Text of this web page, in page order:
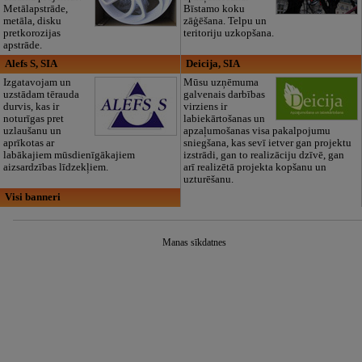
Metālapstrāde,
metāla, disku
pretkorozijas
apstrāde.
Bīstamo koku
zāģēšana. Telpu un
teritoriju uzkopšana.
Alefs S, SIA
Izgatavojam un
uzstādam tērauda
durvis, kas ir
noturīgas pret
uzlaušanu un
aprīkotas ar
labākajiem mūsdienīgākajiem
aizsardzības līdzekļiem.
Deicija, SIA
Mūsu uzņēmuma
galvenais darbības
virziens ir
labiekārtošanas un
apzaļumošanas visa pakalpojumu
sniegšana, kas sevī ietver gan projektu
izstrādi, gan to realizāciju dzīvē, gan
arī realizētā projekta kopšanu un
uzturēšanu.
Visi banneri
Manas sīkdatnes